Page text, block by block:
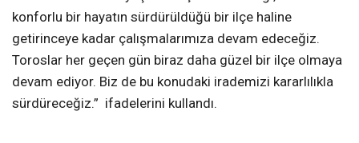
konforlu bir hayatın sürdürüldüğü bir ilçe haline
getirinceye kadar çalışmalarımıza devam edeceğiz.
Toroslar her geçen gün biraz daha güzel bir ilçe olmaya
devam ediyor. Biz de bu konudaki irademizi kararlılıkla
sürdüreceğiz.” ifadelerini kullandı.